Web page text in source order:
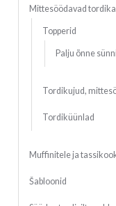
Mittesöödavad
Topperid
Palju õnne
Tordikujud,
Tordiküünlad
Muffinitele ja
Šabloonid